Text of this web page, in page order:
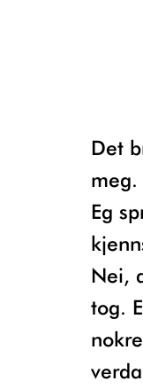
Det brenn, tenkjer eg. Det brenn i heile
Eg
Nei,
tog.